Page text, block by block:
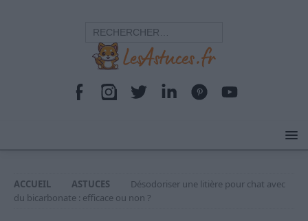
ACCUEIL ASTUCES
Désodoriser une litière pour chat avec
du bicarbonate : efficace ou non ?